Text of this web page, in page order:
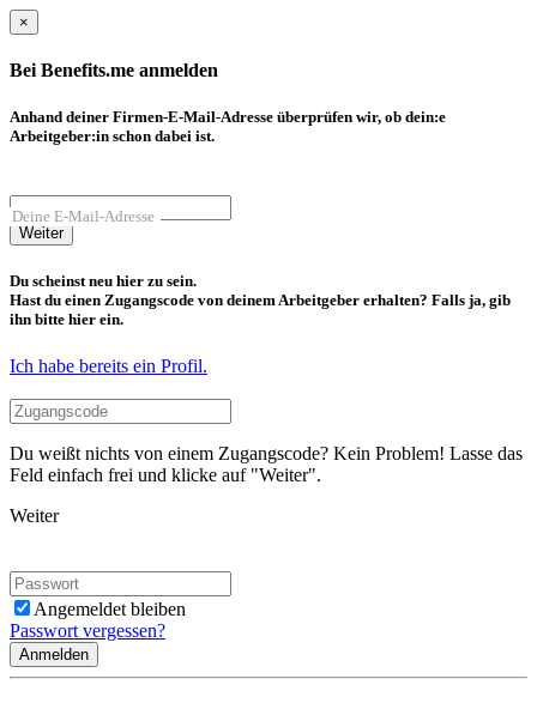
×
Bei Benefits.me anmelden
Anhand deiner Firmen-E-Mail-Adresse überprüfen wir, ob dein:e
Arbeitgeber:in schon dabei ist.
Deine E-Mail-Adresse
Weiter
Du scheinst neu hier zu sein.
Hast du einen Zugangscode von deinem Arbeitgeber erhalten? Falls ja, gib
ihn bitte hier ein.
Ich habe bereits ein Profil.
Du weißt nichts von einem Zugangscode? Kein Problem! Lasse das
Feld einfach frei und klicke auf "Weiter".
Weiter
Angemeldet bleiben
Passwort vergessen?
Anmelden